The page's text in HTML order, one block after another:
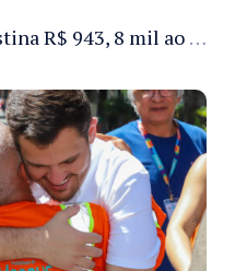
Prefeitura de Manaus destina R$ 943, 8 mil ao Festival Folclórico do Amazonas para a categoria Ouro e seis bois-bumbás